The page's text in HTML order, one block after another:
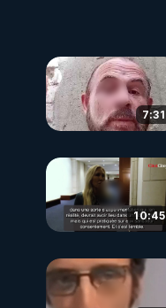
7:31
10:45